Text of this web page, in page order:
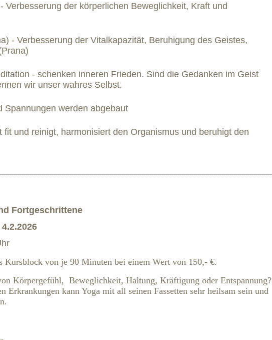
Verbesserung der körperlichen Beweglichkeit, Kraft und
- Verbesserung der Vitalkapazität, Beruhigung des Geistes,
- schenken inneren Frieden. Sind die Gedanken im Geist
wir unser wahres Selbst.
Spannungen werden abgebaut
fit und reinigt, harmonisiert den Organismus und beruhigt den
Fortgeschrittene
Kursblock von je 90 Minuten bei einem Wert von 150,- €.
Körpergefühl, Beweglichkeit, Haltung, Kräftigung oder Entspannung?
Erkrankungen kann Yoga mit all seinen Fassetten sehr heilsam sein und